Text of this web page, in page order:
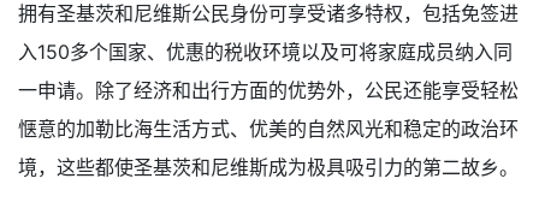
拥有圣基茨和尼维斯公民身份可享受诸多特权，包括免签进
入150多个国家、优惠的税收环境以及可将家庭成员纳入同
一申请。除了经济和出行方面的优势外，公民还能享受轻松
惬意的加勒比海生活方式、优美的自然风光和稳定的政治环
境，这些都使圣基茨和尼维斯成为极具吸引力的第二故乡。